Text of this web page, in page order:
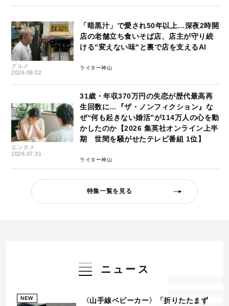
グルメ
2026.08.02
「暗黒汁」で愛され50年以上…深夜2時開
店の老舗立ち食いそば店、店主が守り続
ける"変えない味"と裏で店を支えるAI
ライター神山
エンタメ
2026.07.31
31歳・年収370万円の失恋が歴代最高再
生回数に…『ザ・ノンフィクション』な
ぜ“何も起きない婚活”が114万人の心を動
かしたのか【2026 集英社オンライン上半
期 世間を騒がせたテレビ番組 1位】
ライター神山
特集一覧を見る
ニュース
NEW
〈山手線ベビーカー〉「折りたたまず